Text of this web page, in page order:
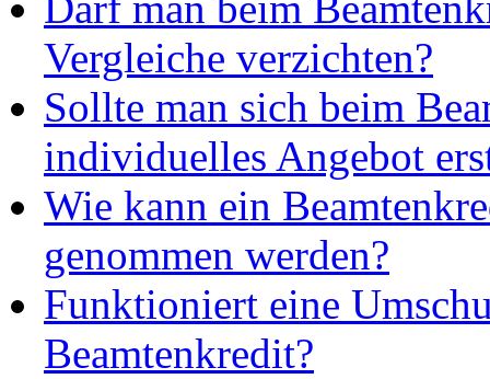
Vergleiche verzichten?
Sollte man sich beim
individuelles Angebot
Wie kann ein
genommen werden?
Funktioniert eine
Beamtenkredit?